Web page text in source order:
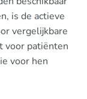
is de actieve
vergelijkbare
voor patiënten
voor hen